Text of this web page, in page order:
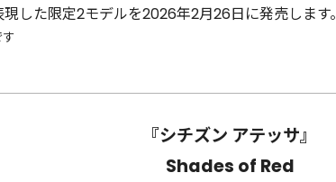
した限定2モデルを2026年2月26日に発売します。
『シチズン アテッサ』
Shades of Red